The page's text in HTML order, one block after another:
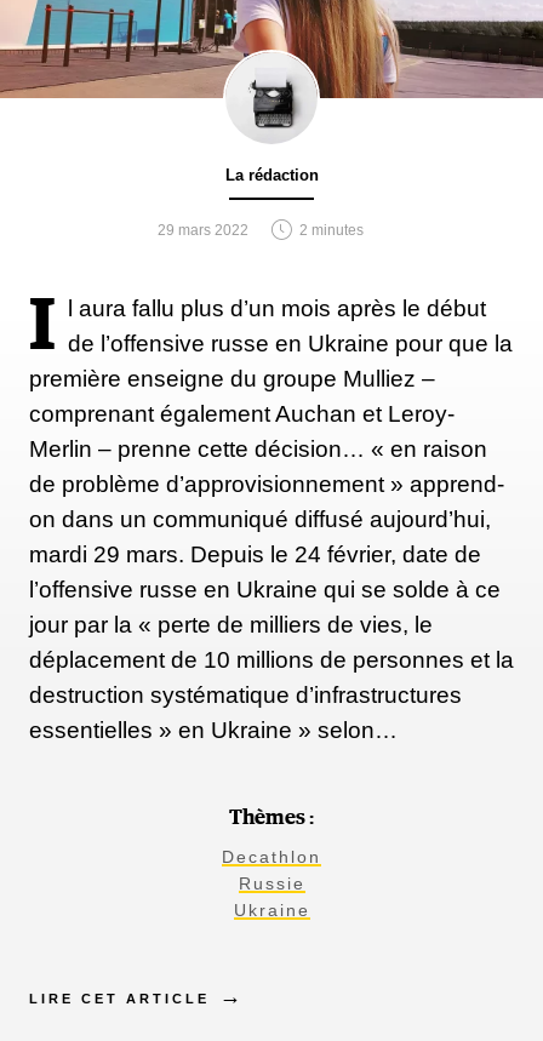
La rédaction
29 mars 2022 2 minutes
I
l aura fallu plus d’un mois après le début
de l’offensive russe en Ukraine pour que la
première enseigne du groupe Mulliez –
comprenant également Auchan et Leroy-
Merlin – prenne cette décision… « en raison
de problème d’approvisionnement » apprend-
on dans un communiqué diffusé aujourd’hui,
mardi 29 mars. Depuis le 24 février, date de
l’offensive russe en Ukraine qui se solde à ce
jour par la « perte de milliers de vies, le
déplacement de 10 millions de personnes et la
destruction systématique d’infrastructures
essentielles » en Ukraine » selon…
Thèmes :
Decathlon
Russie
Ukraine
LIRE CET ARTICLE